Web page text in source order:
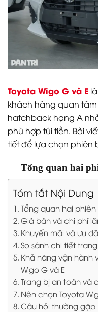
Toyota Wigo G và E
khách hàng quan tâm
hatchback hạng A
phù hợp túi tiền. Bài
tiết để lựa chọn phiên
Tổng quan hai
Tóm tắt Nội Dung
Tổng quan hai phiên
Giá bán và chi phí
Khuyến mãi và ưu
So sánh chi tiết
Khả năng vận hành
Wigo G và E
Trang bị an toàn và
Nên chọn Toyota
Câu hỏi thường gặp